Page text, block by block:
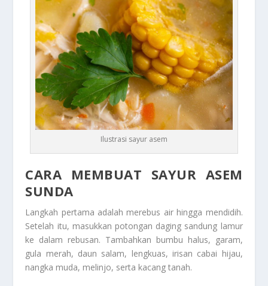
Ilustrasi sayur asem
CARA MEMBUAT SAYUR ASEM
SUNDA
Langkah pertama adalah merebus air hingga mendidih.
Setelah itu, masukkan potongan daging sandung lamur
ke dalam rebusan. Tambahkan bumbu halus, garam,
gula merah, daun salam, lengkuas, irisan cabai hijau,
nangka muda, melinjo, serta kacang tanah.